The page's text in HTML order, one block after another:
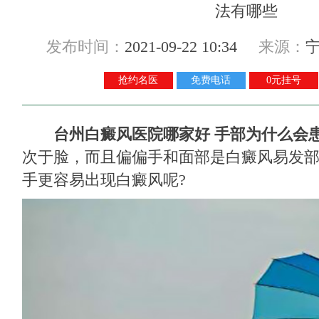
发布时间： 2021-09-22 10:34 来源：
抢约名医 免费电话 0元挂号
台州白癜风医院哪家好手部为什么会
次于脸，而且偏偏手和面部是白癜风易发
手更容易出现白癜风呢?